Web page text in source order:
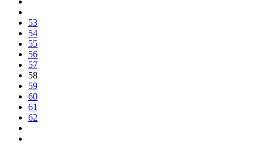
53
54
55
56
57
58
59
60
61
62